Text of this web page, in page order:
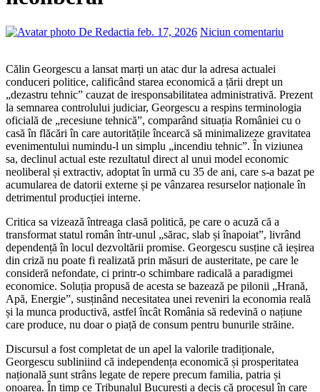
De Redactia feb. 17, 2026 Niciun comentariu
Călin Georgescu a lansat marți un atac dur la adresa actualei
conduceri politice, calificând starea economică a țării drept un
„dezastru tehnic” cauzat de iresponsabilitatea administrativă. Prezent
la semnarea controlului judiciar, Georgescu a respins terminologia
oficială de „recesiune tehnică”, comparând situația României cu o
casă în flăcări în care autoritățile încearcă să minimalizeze gravitatea
evenimentului numindu-l un simplu „incendiu tehnic”. În viziunea
sa, declinul actual este rezultatul direct al unui model economic
neoliberal și extractiv, adoptat în urmă cu 35 de ani, care s-a bazat pe
acumularea de datorii externe și pe vânzarea resurselor naționale în
detrimentul producției interne.
Critica sa vizează întreaga clasă politică, pe care o acuză că a
transformat statul român într-unul „sărac, slab și înapoiat”, livrând
dependență în locul dezvoltării promise. Georgescu susține că ieșirea
din criză nu poate fi realizată prin măsuri de austeritate, pe care le
consideră nefondate, ci printr-o schimbare radicală a paradigmei
economice. Soluția propusă de acesta se bazează pe pilonii „Hrană,
Apă, Energie”, susținând necesitatea unei reveniri la economia reală
și la munca productivă, astfel încât România să redevină o națiune
care produce, nu doar o piață de consum pentru bunurile străine.
Discursul a fost completat de un apel la valorile tradiționale,
Georgescu subliniind că independența economică și prosperitatea
națională sunt strâns legate de repere precum familia, patria și
onoarea. În timp ce Tribunalul București a decis că procesul în care